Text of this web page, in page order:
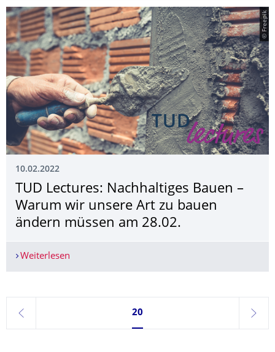
© Freepik
10.02.2022
TUD Lectures: Nachhaltiges Bauen –
Warum wir unsere Art zu bauen
ändern müssen am 28.02.
Weiterlesen
zurück
Seite 20, aktuell ausgewählt
20
weiter